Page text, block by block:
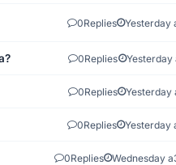
0Replies Yesterday
0Replies Yesterday
0Replies Yesterday
0Replies Yesterday
0Replies Wednesday